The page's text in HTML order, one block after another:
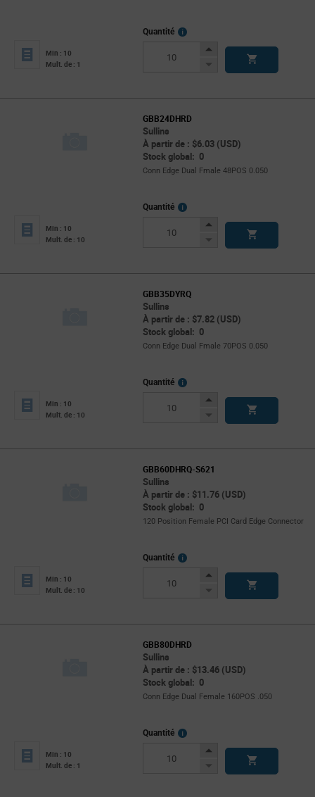
Min : 10
Mult. de : 1
Quantité
More
Increase
Decrease
GBB24DHRD
Sullins
À partir de : $6.03 (USD)
Stock global: 0
Conn Edge Dual Fmale 48POS 0.050
Min : 10
Mult. de : 10
Quantité
More
Increase
Decrease
GBB35DYRQ
Sullins
À partir de : $7.82 (USD)
Stock global: 0
Conn Edge Dual Fmale 70POS 0.050
Min : 10
Mult. de : 10
Quantité
More
Increase
Decrease
GBB60DHRQ-S621
Sullins
À partir de : $11.76 (USD)
Stock global: 0
120 Position Female PCI Card Edge Connector
Min : 10
Mult. de : 10
Quantité
More
Increase
Decrease
GBB80DHRD
Sullins
À partir de : $13.46 (USD)
Stock global: 0
Conn Edge Dual Female 160POS .050
Min : 10
Mult. de : 1
Quantité
More
Increase
Decrease